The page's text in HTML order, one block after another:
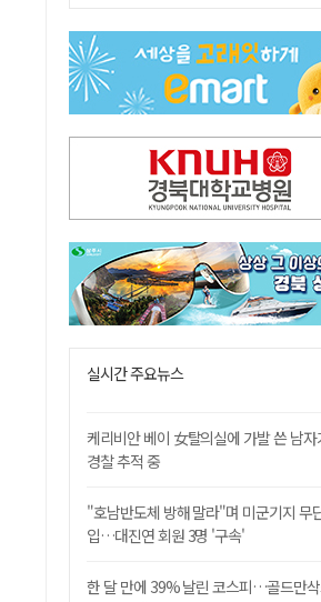
경북 영천시, 9월부터 11월까지 반값 여행 혜택 제공
아쉬운 태클
'솔리다임 IPO 추진설' SK하이닉스, 주가 9% 급
실시간 주요뉴스
케리비안 베이 女탈의실에 가발 쓴 남
경찰 추적 중
"호남반도체 방해 말라"며 미군기지 무
입…대진연 회원 3명 '구속'
한 달 만에 39% 날린 코스피…골드만